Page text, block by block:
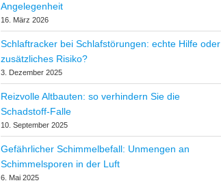
Angelegenheit
16. März 2026
Schlaftracker bei Schlafstörungen: echte Hilfe oder
zusätzliches Risiko?
3. Dezember 2025
Reizvolle Altbauten: so verhindern Sie die
Schadstoff-Falle
10. September 2025
Gefährlicher Schimmelbefall: Unmengen an
Schimmelsporen in der Luft
6. Mai 2025